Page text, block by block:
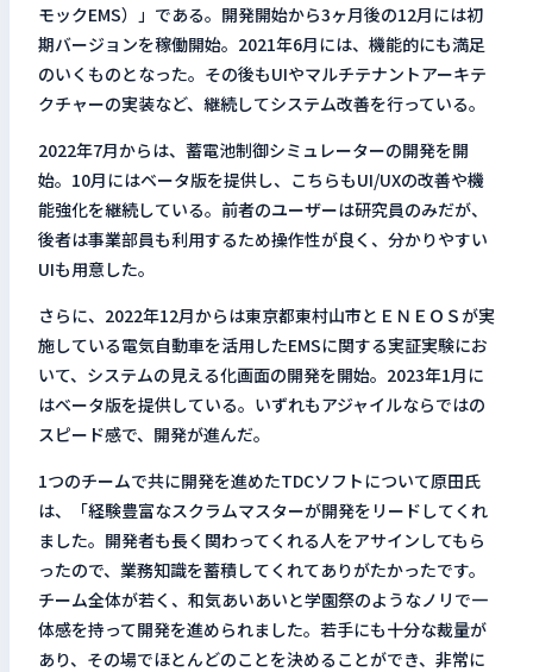
モックEMS）」である。開発開始から3ヶ月後の12月には初
期バージョンを稼働開始。2021年6月には、機能的にも満足
のいくものとなった。その後もUIやマルチテナントアーキテ
クチャーの実装など、継続してシステム改善を行っている。
2022年7月からは、蓄電池制御シミュレーターの開発を開
始。10月にはベータ版を提供し、こちらもUI/UXの改善や機
能強化を継続している。前者のユーザーは研究員のみだが、
後者は事業部員も利用するため操作性が良く、分かりやすい
UIも用意した。
さらに、2022年12月からは東京都東村山市とＥＮＥＯＳが実
施している電気自動車を活用したEMSに関する実証実験にお
いて、システムの見える化画面の開発を開始。2023年1月に
はベータ版を提供している。いずれもアジャイルならではの
スピード感で、開発が進んだ。
1つのチームで共に開発を進めたTDCソフトについて原田氏
は、「経験豊富なスクラムマスターが開発をリードしてくれ
ました。開発者も長く関わってくれる人をアサインしてもら
ったので、業務知識を蓄積してくれてありがたかったです。
チーム全体が若く、和気あいあいと学園祭のようなノリで一
体感を持って開発を進められました。若手にも十分な裁量が
あり、その場でほとんどのことを決めることができ、非常に